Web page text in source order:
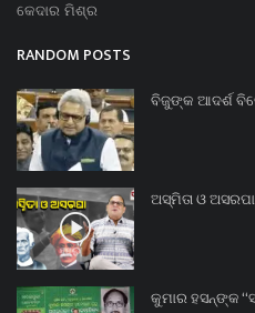
କେଦାର ମିଶ୍ର
RANDOM POSTS
ବିଜୁଙ୍କ ଆଦର୍ଶ
ଅସ୍ମିତା ଓ ଅସରପା
କୁମାର ହସନ୍‌ଙ୍କ